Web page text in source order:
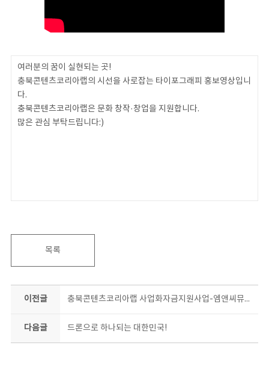
여러분의 꿈이 실현되는 곳!
충북콘텐츠코리아랩의 시선을 사로잡는 타이포그래피 홍보영상입니
다.
충북콘텐츠코리아랩은 문화 창작·창업을 지원합니다.
많은 관심 부탁드립니다:)
목록
이전글 충북콘텐츠코리아랩 사업화자금지원사업-엠앤씨뮤직 최하나
다음글 드론으로 하나되는 대한민국!